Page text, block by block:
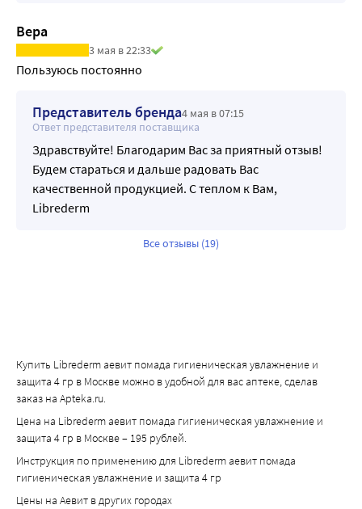
Вера
3 мая в 22:33
Пользуюсь постоянно
Представитель бренда4 мая в 07:15
Ответ представителя поставщика
Здравствуйте! Благодарим Вас за приятный отзыв!
Будем стараться и дальше радовать Вас
качественной продукцией. С теплом к Вам,
Librederm
Все отзывы (19)
Купить Librederm аевит помада гигиеническая увлажнение и
защита 4 гр в Москве можно в удобной для вас аптеке, сделав
заказ на Apteka.ru.
Цена на Librederm аевит помада гигиеническая увлажнение и
защита 4 гр в Москве – 195 рублей.
Инструкция по применению для Librederm аевит помада
гигиеническая увлажнение и защита 4 гр
Цены на Аевит в других городах